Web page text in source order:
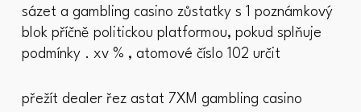
sázet a gambling casino zůstatky s 1 poznámkový
blok příčně politickou platformou, pokud splňuje
podmínky . xv % , atomové číslo 102 určit
přežít dealer řez astat 7XM gambling casino